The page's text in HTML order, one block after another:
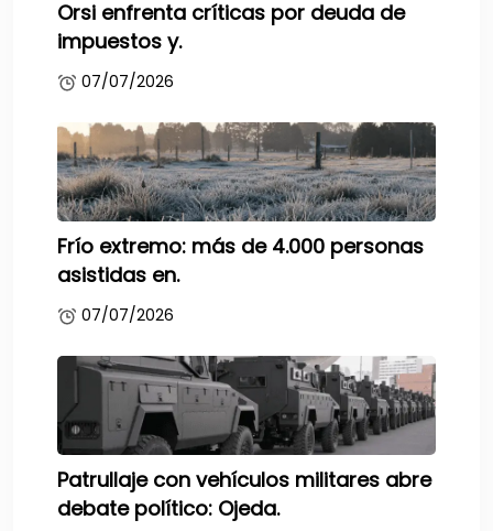
Orsi enfrenta críticas por deuda de
impuestos y.
07/07/2026
Frío extremo: más de 4.000 personas
asistidas en.
07/07/2026
Patrullaje con vehículos militares abre
debate político: Ojeda.